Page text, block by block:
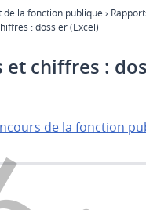
de la fonction publique ›
: dossier (Excel)
chiffres :
de la fonction